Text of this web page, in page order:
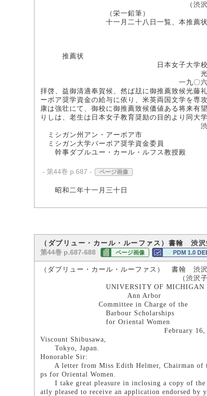
（渋沢子爵家所
（栄一鉛筆）
十一月二十八日一覧、本推薦状付与
推薦状
日本女子大学校英文科
光藤礼
一九〇六年九月十
拝啓、益御清適奉賀候、然ば玆に御推薦致候光藤
ーボア奨学資金の給与に依り、米英両国文学を専
康は強壮にて、御校に御推薦致候価値ある将来有
りしは、老生は日本女子教育奨励の目的より同
渋沢栄
ミシガン州アン・アーボア市
ミシガン大学バーボア奨学資金委員
幹事ダブルユー・カール・ルフス教授殿
- 第44巻 p.687 - ページ画像
昭和二年十一月三十日
（ダブリュー・カール・ルーファス）書翰 渋
第44巻 p.687-688
ページ画像 PDM 1.0
（ダブリュー・カール・ルーファス） 書翰 渋
（渋沢子爵家所
UNIVERSITY OF MICHIGAN
Ann Arbor
Committee in Charge of the
Barbour Scholarships
for Oriental Women
February 16,
Viscount Shibusawa,
Tokyo, Japan.
Honorable Sir:
A letter from Miss Edith Helmer, Chairman of
ps for Oriental Women.
I take great pleasure in inclosing a copy of the
atly pleased to receive an application endorsed